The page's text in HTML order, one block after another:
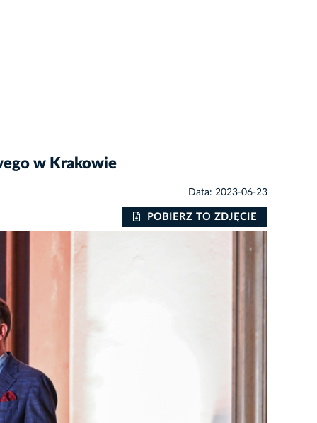
w Krakowie
Data: 2023-06-23
POBIERZ TO ZDJĘCIE